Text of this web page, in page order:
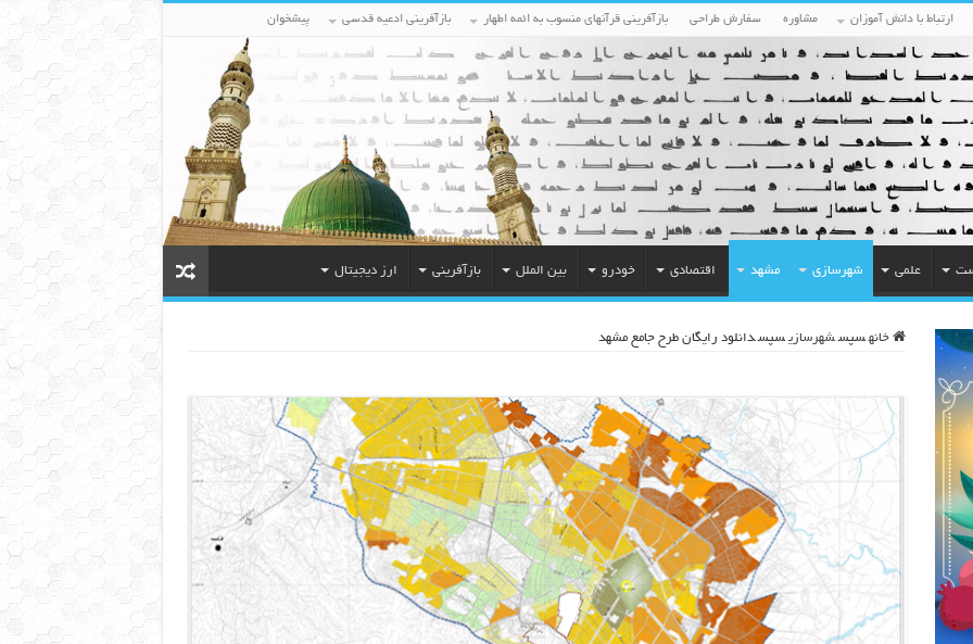
ارتباط با دانش آموزان مشاوره سفارش طراحی بازآفرینی قرآنهای منسوب به ائمه اطهار بازآفرینی ادعیه قدسی پیشخوان
علمی شهرسازی مشهد اقتصادی خودرو بین الملل بازآفرینی ارز دیجیتال
خانه سپس شهرسازی سپس دانلود رایگان طرح جامع مشهد